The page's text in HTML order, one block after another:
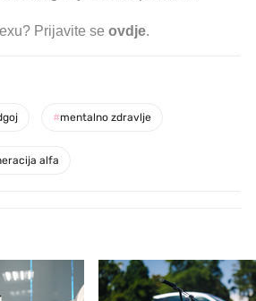
Prijavite se ovdje.
#mentalno zdravlje
alfa